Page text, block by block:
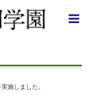
施しました。